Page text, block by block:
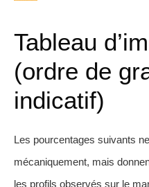
Tableau
(ordre de
indicatif)
Les pourcentages suivants
mécaniquement, mais
les profils observés sur le